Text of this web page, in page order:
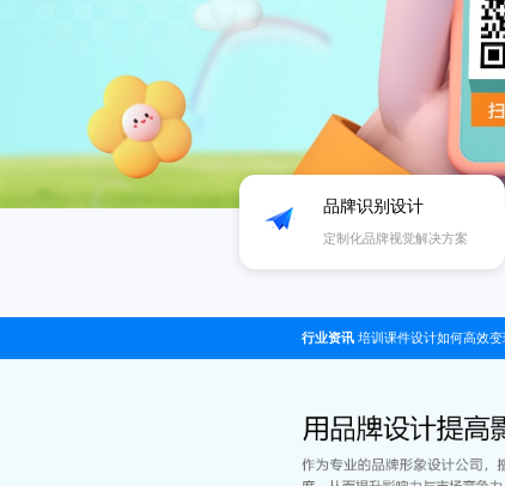
品牌识别设计
定制化品牌视觉解决方案
行业资讯 培训课件设计如何高效变